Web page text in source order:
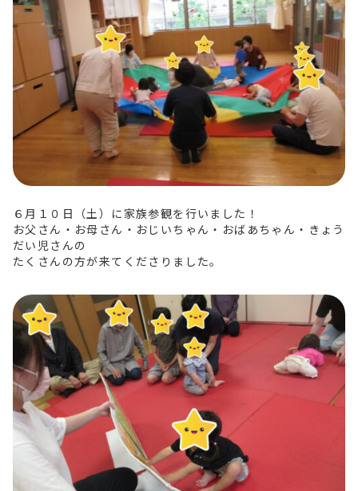
６月１０日（土）に家族参観を行いました！
お父さん・お母さん・おじいちゃん・おばあちゃん・きょう
だい児さんの
たくさんの方が来てくださりました。